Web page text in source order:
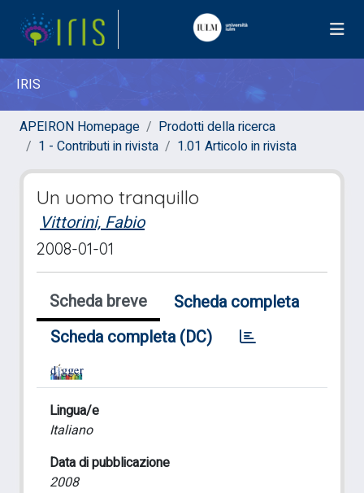
IRIS
APEIRON Homepage
Prodotti della ricerca
1 - Contributi in rivista
1.01 Articolo in rivista
Un uomo tranquillo
Vittorini, Fabio
2008-01-01
Scheda breve
Scheda completa
Scheda completa (DC)
Lingua/e
Italiano
Data di pubblicazione
2008